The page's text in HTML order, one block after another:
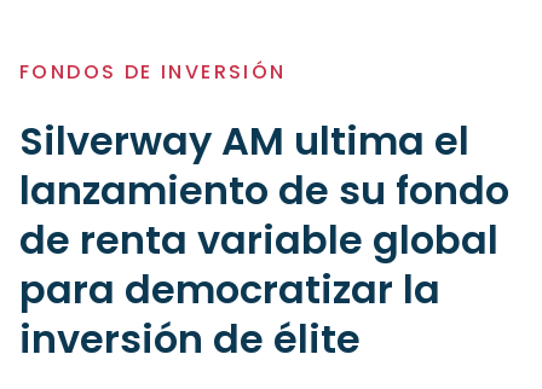
FONDOS DE INVERSIÓN
Silverway AM ultima el
lanzamiento de su fondo
de renta variable global
para democratizar la
inversión de élite